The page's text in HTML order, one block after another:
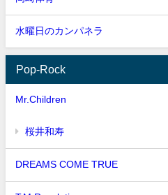
水曜日のカンパネラ
Pop-Rock
Mr.Children
桜井和寿
DREAMS COME TRUE